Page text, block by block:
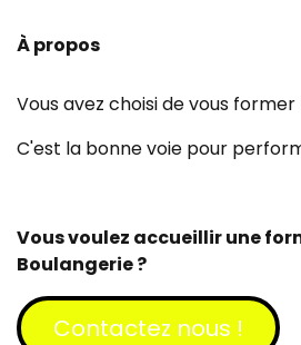
À propos
Vous avez choisi de vous former
C'est la bonne voie pour
Vous voulez accueillir une
Boulangerie ?
Contactez​​​​ nous !